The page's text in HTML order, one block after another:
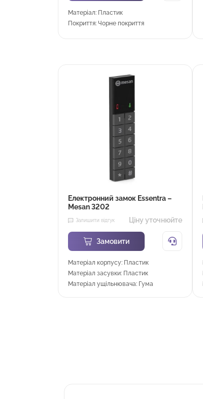
Матеріал: Пластик
Покриття: Чорне покриття
Електронний замок Essentra –
Mesan 3202
Залишити відгук Ціну уточнюйте
Замовити
Матеріал корпусу: Пластик
Матеріал засувки: Пластик
Матеріал ущільнювача: Гума